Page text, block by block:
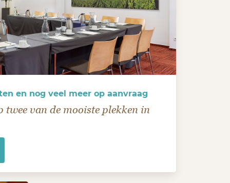
en nog veel meer op aanvraag
twee van de mooiste plekken in